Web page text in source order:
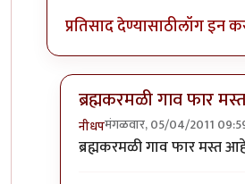
प्रतिसाद देण्यासाठीलॉग इन
ब्रह्मकरमळी गाव फार
नीधपमंगळवार, 05/04/2011
In reply toही सर्वसामान्यपणे
ब्रह्मकरमळी गाव फार मस्त